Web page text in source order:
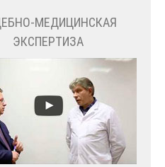
МЕДИЦИНСКАЯ
ЭКСПЕРТИЗА